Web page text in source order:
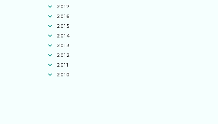
2017
2016
2015
2014
2013
2012
2011
2010